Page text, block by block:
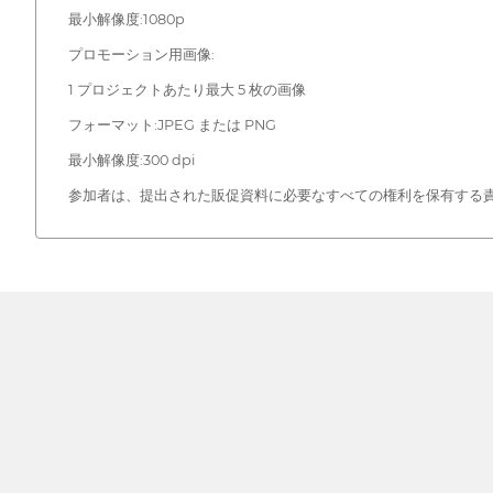
最小解像度:1080p
プロモーション用画像:
1 プロジェクトあたり最大 5 枚の画像
フォーマット:JPEG または PNG
最小解像度:300 dpi
参加者は、提出された販促資料に必要なすべての権利を保有する